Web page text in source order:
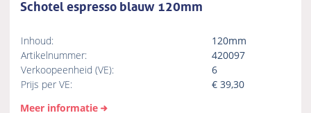
Schotel espresso blauw 120mm
Inhoud:
120mm
Artikelnummer:
420097
Verkoopeenheid (VE):
6
Prijs per VE:
€39,30
Meer informatie